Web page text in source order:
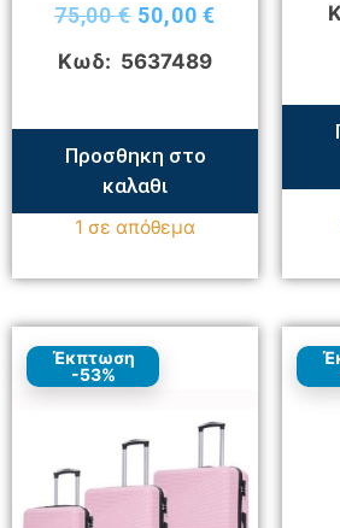
75,00€ 50,00€
Κωδ: 5637489
Προσθηκη στο
καλαθι
1 σε απόθεμα
Έκπτωση
-53%